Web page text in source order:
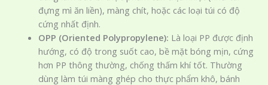
đựng mì ăn liền), màng chít, hoặc các loại túi có độ
cứng nhất định.
OPP (Oriented Polypropylene): Là loại PP được định
hướng, có độ trong suốt cao, bề mặt bóng mịn, cứng
hơn PP thông thường, chống thấm khí tốt. Thường
dùng làm túi màng ghép cho thực phẩm khô, bánh